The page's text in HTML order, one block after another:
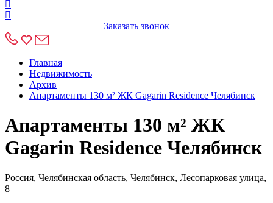
Заказать звонок
Главная
Недвижимость
Архив
Апартаменты 130 м² ЖК Gagarin Residence Челябинск
Апартаменты 130 м² ЖК
Gagarin Residence Челябинск
Россия, Челябинская область, Челябинск, Лесопарковая улица,
8